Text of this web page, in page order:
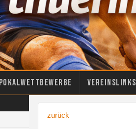
Pokalwettbewerbe Vereinslinks
zurück